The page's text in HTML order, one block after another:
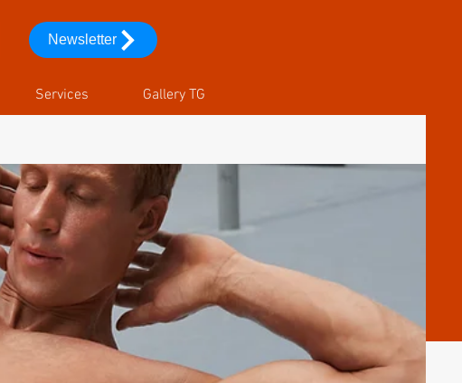
Newsletter
Services Gallery TG